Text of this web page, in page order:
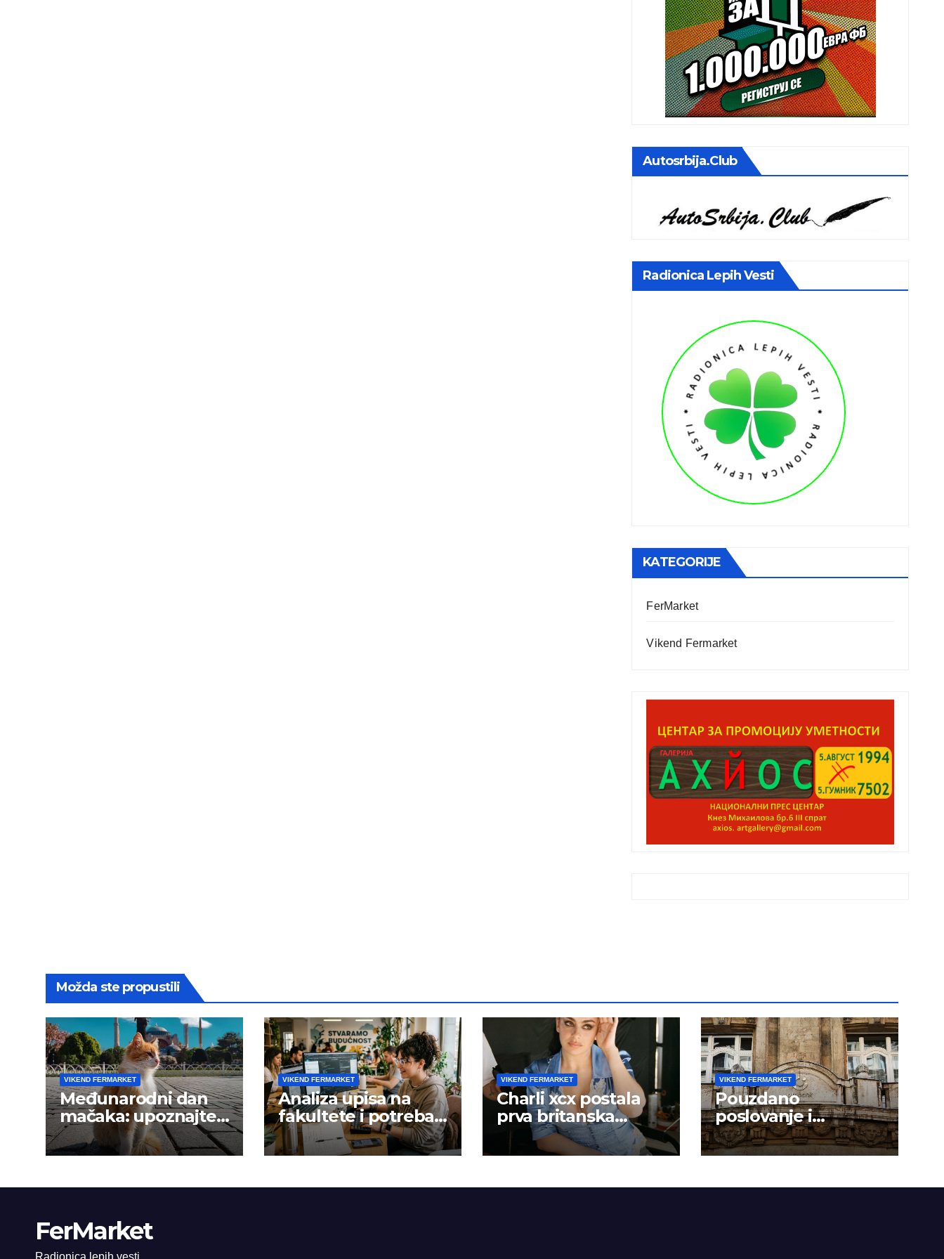
Autosrbija.club
Radionica Lepih Vesti
KATEGORIJE
FerMarket
Vikend Fermarket
Možda ste propustili
VIKEND FERMARKET
Međunarodni dan
mačaka: upoznajte
istanbulske mace
VIKEND FERMARKET
Analiza upisa na
fakultete i potreba
tržišta rada
VIKEND FERMARKET
Charli xcx postala
prva britanska
pevačica sa dva
albuma na prvom
kalendarskoj godini
VIKEND FERMARKET
Pouzdano
poslovanje i
kontinuitet rasta
FerMarket
Radionica lepih vesti